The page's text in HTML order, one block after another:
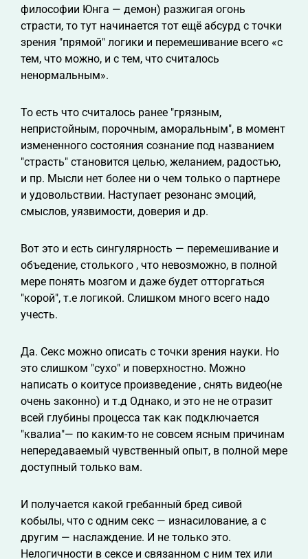
философии Юнга — демон) разжигая огонь
страсти, то тут начинается тот ещё абсурд с точки
зрения "прямой" логики и перемешивание всего «с
тем, что можно, и с тем, что считалось
ненормальным».
То есть что считалось ранее "грязным,
непристойным, порочным, аморальным", в момент
измененного состояния сознание под названием
"страсть" становится целью, желанием, радостью,
и пр. Мысли нет более ни о чем только о партнере
и удовольствии. Наступает резонанс эмоций,
смыслов, уязвимости, доверия и др.
Вот это и есть сингулярность — перемешивание и
объедение, столького , что невозможно, в полной
мере понять мозгом и даже будет отторгаться
"корой", т.е логикой. Слишком много всего надо
учесть.
Да. Секс можно описать с точки зрения науки. Но
это слишком "сухо" и поверхностно. Можно
написать о коитусе произведение , снять видео(не
очень законно) и т.д Однако, и это не не отразит
всей глубины процесса так как подключается
"квалиа"— по каким-то не совсем ясным причинам
непередаваемый чувственный опыт, в полной мере
доступный только вам.
И получается какой гребанный бред сивой
кобылы, что с одним секс — изнасилование, а с
другим — наслаждение. И не только это.
Нелогичности в сексе и связанном с ним тех или